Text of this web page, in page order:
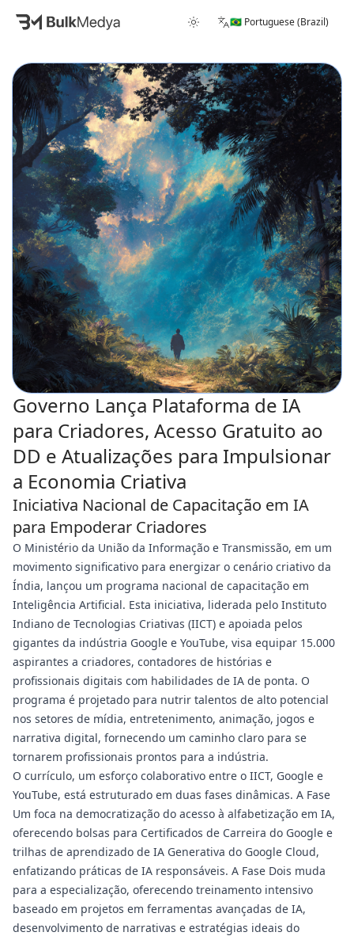
🇧🇷 Portuguese (Brazil)
Governo Lança Plataforma de IA
para Criadores, Acesso Gratuito ao
DD e Atualizações para Impulsionar
a Economia Criativa
Iniciativa Nacional de Capacitação em IA
para Empoderar Criadores
O Ministério da União da Informação e Transmissão, em um
movimento significativo para energizar o cenário criativo da
Índia, lançou um programa nacional de capacitação em
Inteligência Artificial. Esta iniciativa, liderada pelo Instituto
Indiano de Tecnologias Criativas (IICT) e apoiada pelos
gigantes da indústria Google e YouTube, visa equipar 15.000
aspirantes a criadores, contadores de histórias e
profissionais digitais com habilidades de IA de ponta. O
programa é projetado para nutrir talentos de alto potencial
nos setores de mídia, entretenimento, animação, jogos e
narrativa digital, fornecendo um caminho claro para se
tornarem profissionais prontos para a indústria.
O currículo, um esforço colaborativo entre o IICT, Google e
YouTube, está estruturado em duas fases dinâmicas. A Fase
Um foca na democratização do acesso à alfabetização em IA,
oferecendo bolsas para Certificados de Carreira do Google e
trilhas de aprendizado de IA Generativa do Google Cloud,
enfatizando práticas de IA responsáveis. A Fase Dois muda
para a especialização, oferecendo treinamento intensivo
baseado em projetos em ferramentas avançadas de IA,
desenvolvimento de narrativas e estratégias ideais do